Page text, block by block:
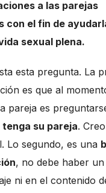
a las parejas
con el fin de
sexual plena.
esta pregunta. La
es que al
pareja es
tenga su pareja.
Lo segundo, es una
, no debe haber
ni en el contenido